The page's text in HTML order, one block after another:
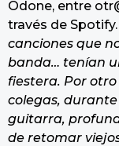
Odone, entre
través de Spotify.
canciones que
banda… tenían
fiestera. Por
colegas,
guitarra,
de retomar